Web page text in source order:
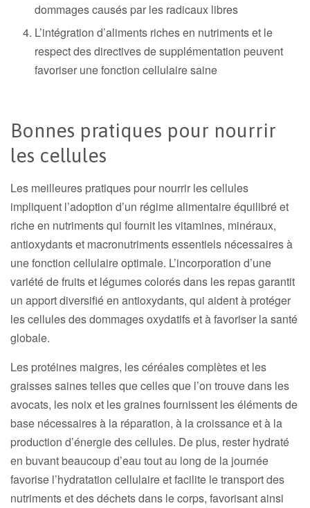
dommages causés par les radicaux libres
L’intégration d’aliments riches en nutriments et le
respect des directives de supplémentation peuvent
favoriser une fonction cellulaire saine
Bonnes pratiques pour nourrir
les cellules
Les meilleures pratiques pour nourrir les cellules
impliquent l’adoption d’un régime alimentaire équilibré et
riche en nutriments qui fournit les vitamines, minéraux,
antioxydants et macronutriments essentiels nécessaires à
une fonction cellulaire optimale. L’incorporation d’une
variété de fruits et légumes colorés dans les repas garantit
un apport diversifié en antioxydants, qui aident à protéger
les cellules des dommages oxydatifs et à favoriser la santé
globale.
Les protéines maigres, les céréales complètes et les
graisses saines telles que celles que l’on trouve dans les
avocats, les noix et les graines fournissent les éléments de
base nécessaires à la réparation, à la croissance et à la
production d’énergie des cellules. De plus, rester hydraté
en buvant beaucoup d’eau tout au long de la journée
favorise l’hydratation cellulaire et facilite le transport des
nutriments et des déchets dans le corps, favorisant ainsi